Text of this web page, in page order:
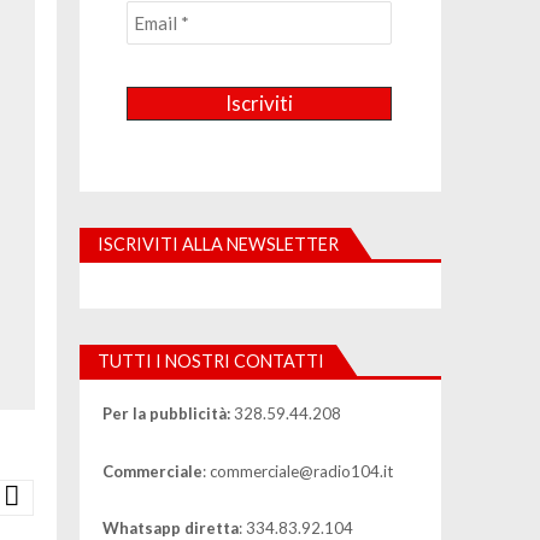
ISCRIVITI ALLA NEWSLETTER
TUTTI I NOSTRI CONTATTI
Per la pubblicità:328.59.44.208
Commerciale: commerciale@radio104.it
Whatsapp diretta: 334.83.92.104